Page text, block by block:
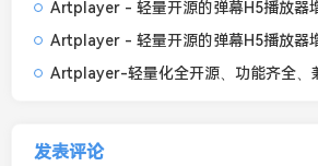
发表评论